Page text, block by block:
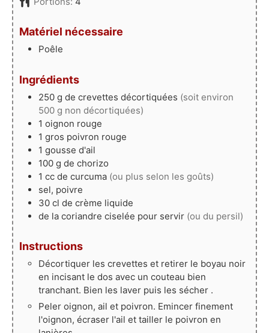
Matériel nécessaire
Poêle
Ingrédients
250 g de crevettes décortiquées (soit environ
500 g non décortiquées)
1 oignon rouge
1 gros poivron rouge
1 gousse d'ail
100 g de chorizo
1 cc de curcuma (ou plus selon les goûts)
sel, poivre
30 cl de crème liquide
de la coriandre ciselée pour servir (ou du persil)
Instructions
Décortiquer les crevettes et retirer le boyau noir
en incisant le dos avec un couteau bien
tranchant. Bien les laver puis les sécher .
Peler oignon, ail et poivron. Emincer finement
l'oignon, écraser l'ail et tailler le poivron en